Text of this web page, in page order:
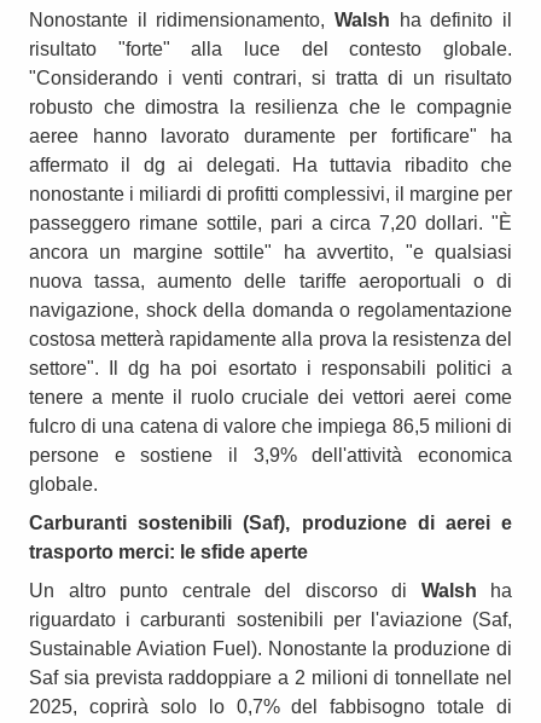
Nonostante il ridimensionamento, Walsh ha definito il
risultato "forte" alla luce del contesto globale.
"Considerando i venti contrari, si tratta di un risultato
robusto che dimostra la resilienza che le compagnie
aeree hanno lavorato duramente per fortificare" ha
affermato il dg ai delegati. Ha tuttavia ribadito che
nonostante i miliardi di profitti complessivi, il margine per
passeggero rimane sottile, pari a circa 7,20 dollari. "È
ancora un margine sottile" ha avvertito, "e qualsiasi
nuova tassa, aumento delle tariffe aeroportuali o di
navigazione, shock della domanda o regolamentazione
costosa metterà rapidamente alla prova la resistenza del
settore". Il dg ha poi esortato i responsabili politici a
tenere a mente il ruolo cruciale dei vettori aerei come
fulcro di una catena di valore che impiega 86,5 milioni di
persone e sostiene il 3,9% dell'attività economica
globale.
Carburanti sostenibili (Saf), produzione di aerei e
trasporto merci: le sfide aperte
Un altro punto centrale del discorso di Walsh ha
riguardato i carburanti sostenibili per l'aviazione (Saf,
Sustainable Aviation Fuel). Nonostante la produzione di
Saf sia prevista raddoppiare a 2 milioni di tonnellate nel
2025, coprirà solo lo 0,7% del fabbisogno totale di